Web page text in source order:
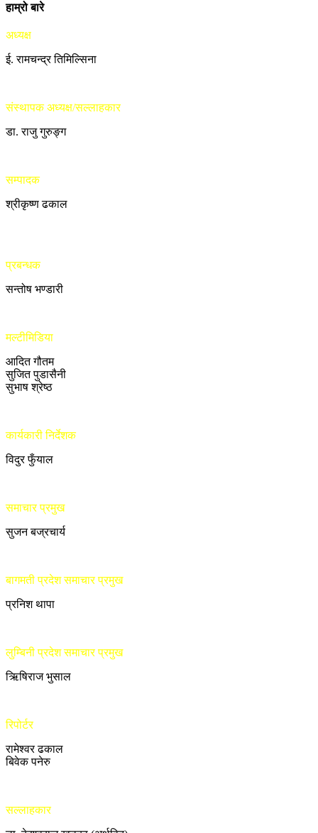
हाम्रो बारे
अध्यक्ष
ई. रामचन्द्र तिमिल्सिना
संस्थापक अध्यक्ष/सल्लाहकार
डा. राजु गुरुङ्ग
सम्पादक
श्रीकृष्ण ढकाल
प्रबन्धक
सन्तोष भण्डारी
मल्टीमिडिया
आदित गौतम
सुजित पुडासैनी
सुभाष श्रेष्ठ
कार्यकारी निर्देशक
विदुर फुँयाल
समाचार प्रमुख
सुजन बज्रचार्य
बागमती प्रदेश समाचार प्रमुख
प्रनिश थापा
लुम्बिनी प्रदेश समाचार प्रमुख
ऋिषिराज भुसाल
रिपोर्टर
रामेश्वर ढकाल
बिवेक पनेरु
सल्लाहकार